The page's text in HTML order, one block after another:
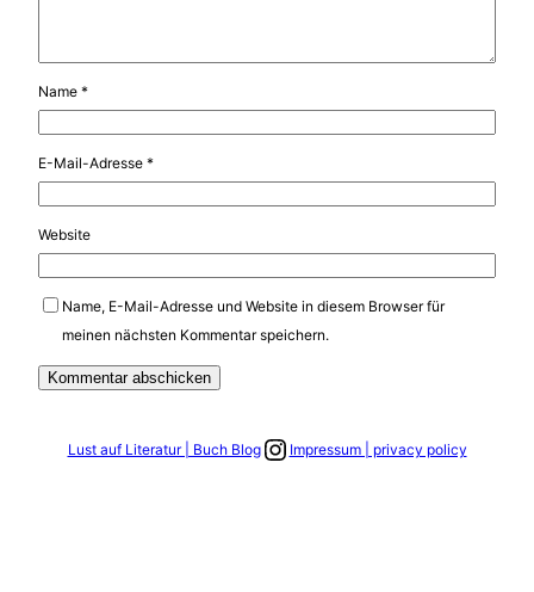
Name *
E-Mail-Adresse *
Website
Name, E-Mail-Adresse und Website in diesem Browser für
meinen nächsten Kommentar speichern.
Lust auf Literatur | Buch BlogLink zum Instagram Account
Impressum | privacy policy